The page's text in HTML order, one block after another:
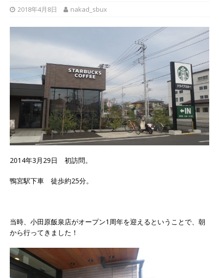
2018年4月8日 nakad_sbux
2014年3月29日 初訪問。
鴨宮駅下車 徒歩約25分。
当時、小田原飯泉店がオープン1周年を迎えるということで、朝
から行ってきました！